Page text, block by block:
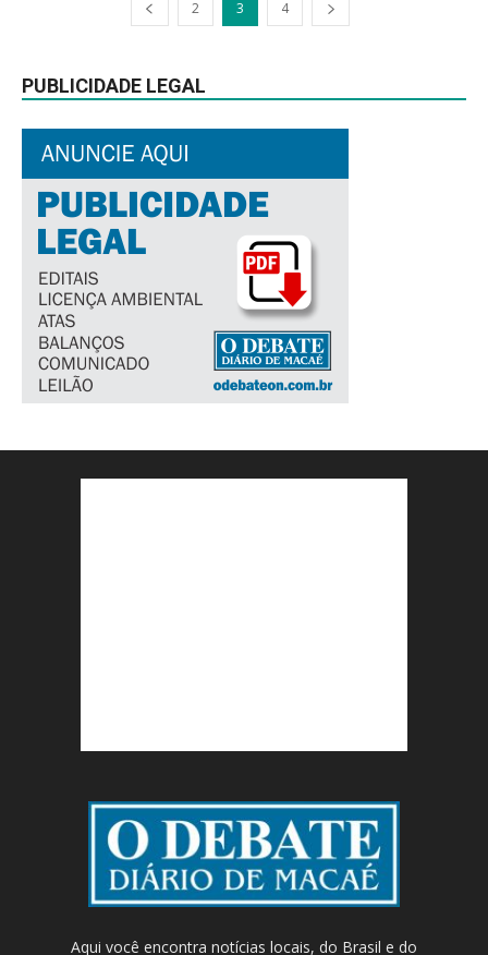
2 3 4
PUBLICIDADE LEGAL
Aqui você encontra notícias locais, do Brasil e do